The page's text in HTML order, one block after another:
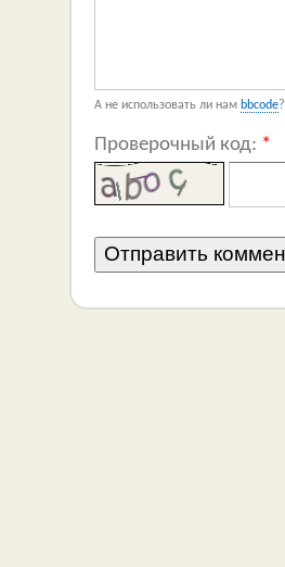
А не использовать ли нам bbcode?
Проверочный код: *